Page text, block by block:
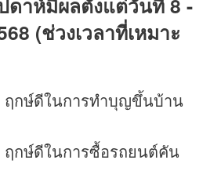
ดาห์มีผลตั้งแต่วันที่ 8 -
(ช่วงเวลาที่เหมาะ
ฤกษ์ดีในการทำบุญขึ้นบ้าน
ฤกษ์ดีในการซื้อรถยนต์คัน